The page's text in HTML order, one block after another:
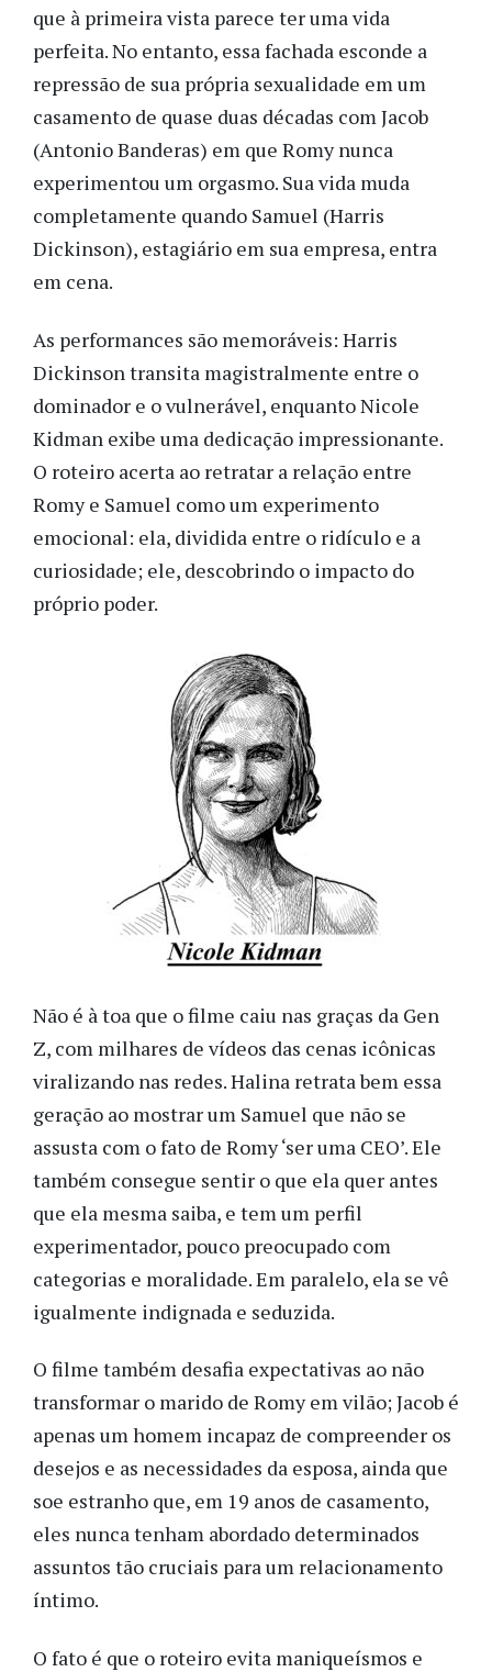
que à primeira vista parece ter uma vida
perfeita. No entanto, essa fachada esconde a
repressão de sua própria sexualidade em um
casamento de quase duas décadas com Jacob
(Antonio Banderas) em que Romy nunca
experimentou um orgasmo. Sua vida muda
completamente quando Samuel (Harris
Dickinson), estagiário em sua empresa, entra
em cena.
As performances são memoráveis: Harris
Dickinson transita magistralmente entre o
dominador e o vulnerável, enquanto Nicole
Kidman exibe uma dedicação impressionante.
O roteiro acerta ao retratar a relação entre
Romy e Samuel como um experimento
emocional: ela, dividida entre o ridículo e a
curiosidade; ele, descobrindo o impacto do
próprio poder.
Não é à toa que o filme caiu nas graças da Gen
Z, com milhares de vídeos das cenas icônicas
viralizando nas redes. Halina retrata bem essa
geração ao mostrar um Samuel que não se
assusta com o fato de Romy ‘ser uma CEO’. Ele
também consegue sentir o que ela quer antes
que ela mesma saiba, e tem um perfil
experimentador, pouco preocupado com
categorias e moralidade. Em paralelo, ela se vê
igualmente indignada e seduzida.
O filme também desafia expectativas ao não
transformar o marido de Romy em vilão; Jacob é
apenas um homem incapaz de compreender os
desejos e as necessidades da esposa, ainda que
soe estranho que, em 19 anos de casamento,
eles nunca tenham abordado determinados
assuntos tão cruciais para um relacionamento
íntimo.
O fato é que o roteiro evita maniqueísmos e